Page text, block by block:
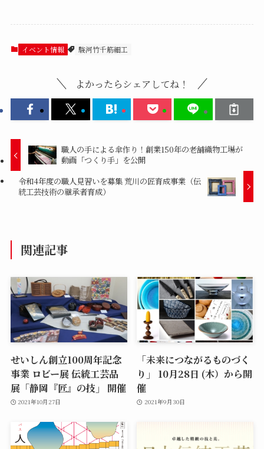
イベント情報 駿河竹千筋細工
よかったらシェアしてね！
職人の手による傘作り！創業150年の老舗織物工場が
動画「つくり手」を公開
令和4年度の職人見習いを募集 荒川の匠育成事業（伝
統工芸技術の継承者育成）
関連記事
せいしん創立100周年記念
事業 ロビー展 伝統工芸品
展「静岡『匠』の技」 開催
2021年10月27日
「未来につながるものづく
り」 10月28日 (木）から開
催
2021年9月30日